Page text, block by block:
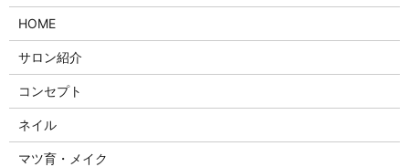
HOME
サロン紹介
コンセプト
ネイル
マツ育・メイク